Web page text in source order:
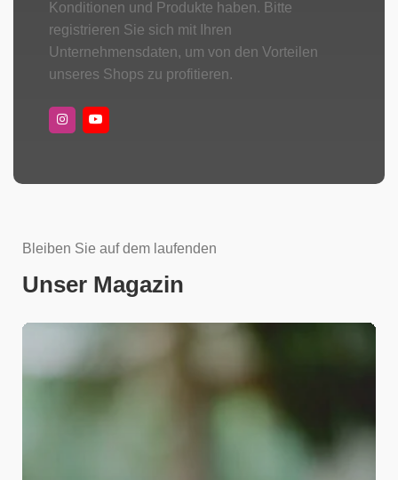
Konditionen und Produkte haben. Bitte
registrieren Sie sich mit Ihren
Unternehmensdaten, um von den Vorteilen
unseres Shops zu profitieren.
Bleiben Sie auf dem laufenden
Unser Magazin